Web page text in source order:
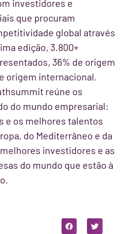
investidores e
que procuram
global através
edição, 3.800+
36% de origem
origem internacional.
reúne os
do mundo empresarial:
e os melhores talentos
do Mediterrâneo e da
investidores e as
do mundo que estão à